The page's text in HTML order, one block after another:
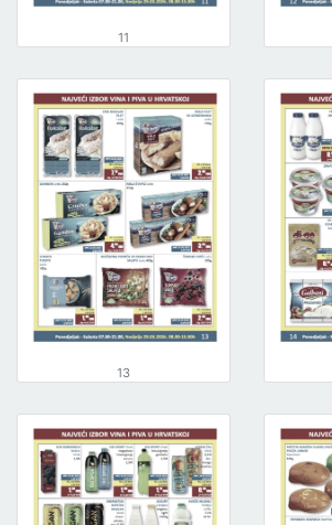
11
13